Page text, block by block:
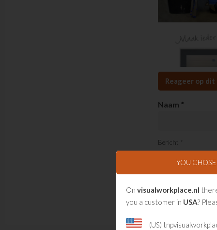
Reageer op
Naam *
Bericht
YOU CHOSE
On visualworkplace.nl
you a customer in USA?
(US)